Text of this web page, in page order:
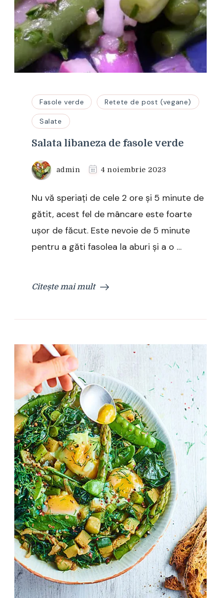
Fasole verde Retete de post (vegane)
Salate
Salata libaneza de fasole verde
admin 4 noiembrie 2023
Nu vă speriați de cele 2 ore și 5 minute de
gătit, acest fel de mâncare este foarte
ușor de făcut. Este nevoie de 5 minute
pentru a găti fasolea la aburi și a o …
Citește mai mult